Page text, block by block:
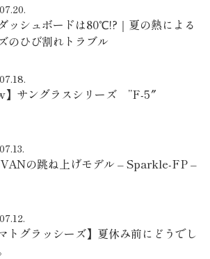
ッシュボードは80℃!?｜夏の熱による
のひび割れトラブル
】サングラスシリーズ ”F-5″
の跳ね上げモデル – Sparkle-FP –
トグラッシーズ】夏休み前にどうでし